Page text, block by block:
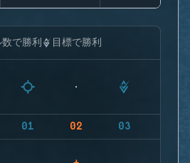
で勝利 目標で勝利
01 02 03